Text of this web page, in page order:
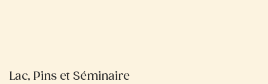
Lac, Pins et Séminaire